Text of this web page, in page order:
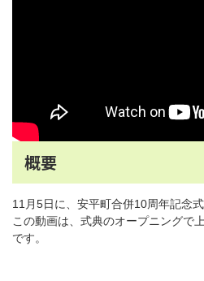
概要
11月5日に、安平町合併10周年記念
この動画は、式典のオープニングで
です。